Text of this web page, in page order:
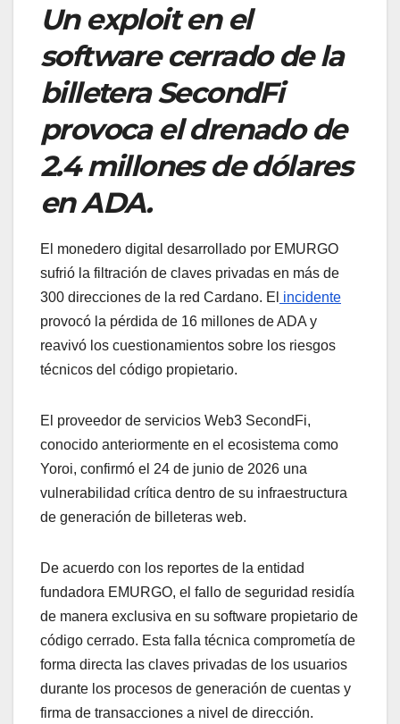
Un exploit en el
software cerrado de la
billetera SecondFi
provoca el drenado de
2.4 millones de dólares
en ADA.
El monedero digital desarrollado por EMURGO
sufrió la filtración de claves privadas en más de
300 direcciones de la red Cardano. El incidente
provocó la pérdida de 16 millones de ADA y
reavivó los cuestionamientos sobre los riesgos
técnicos del código propietario.
El proveedor de servicios Web3 SecondFi,
conocido anteriormente en el ecosistema como
Yoroi, confirmó el 24 de junio de 2026 una
vulnerabilidad crítica dentro de su infraestructura
de generación de billeteras web.
De acuerdo con los reportes de la entidad
fundadora EMURGO, el fallo de seguridad residía
de manera exclusiva en su software propietario de
código cerrado. Esta falla técnica comprometía de
forma directa las claves privadas de los usuarios
durante los procesos de generación de cuentas y
firma de transacciones a nivel de dirección.